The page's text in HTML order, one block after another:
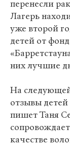
перенесли
Лагерь
уже второй
детей от
них лучшие
На
отзывы детей
пишет Таня
качестве